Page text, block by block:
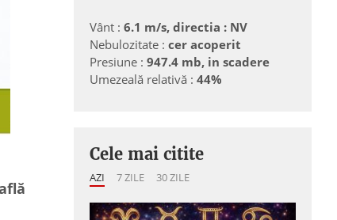
Vânt : 6.1 m/s, directia : NV
Nebulozitate : cer acoperit
Presiune : 947.4 mb, in scadere
Umezeală relativă : 44%
Cele mai citite
AZI 7 ZILE 30 ZILE